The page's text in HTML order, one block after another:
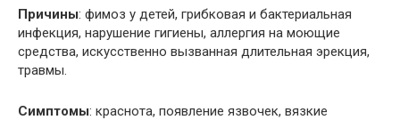
Причины: фимоз у детей, грибковая и бактериальная
инфекция, нарушение гигиены, аллергия на моющие
средства, искусственно вызванная длительная эрекция,
травмы.
Симптомы: краснота, появление язвочек, вязкие